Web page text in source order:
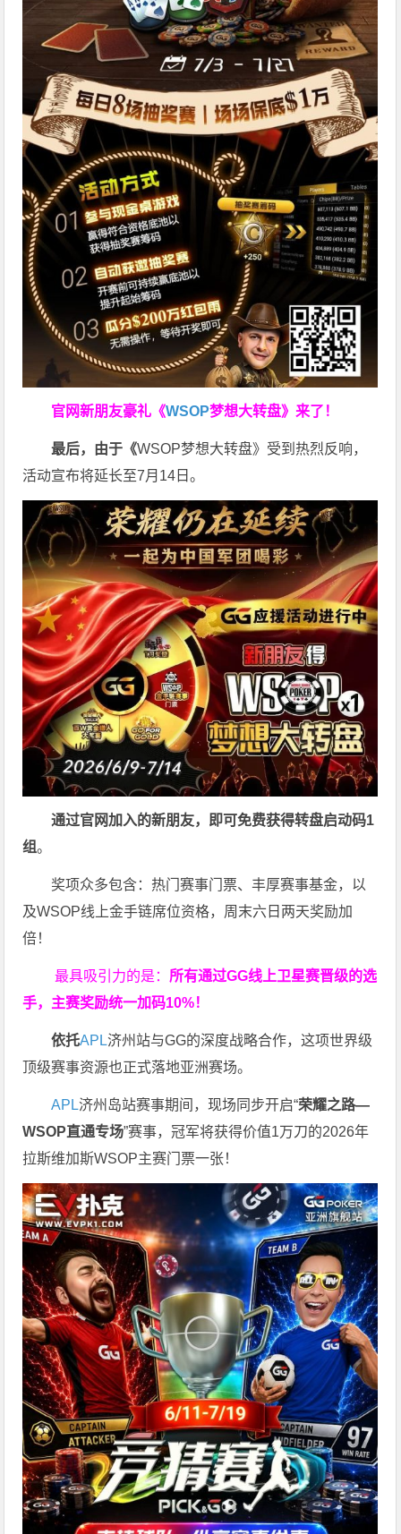
官网新朋友豪礼 《WSOP梦想大转盘》来了！
最后，由于《WSOP梦想大转盘》受到热烈反响，
活动宣布将延长至7月14日。
通过官网加入的新朋友，即可免费获得转盘启动码1
组。
奖项众多包含：热门赛事门票、丰厚赛事基金，以
及WSOP线上金手链席位资格， 周末六日两天奖励加
倍！
最具吸引力的是： 所有通过GG线上卫星赛晋级的选
手，主赛奖励统一加码10%！
依托APL济州站与GG的深度战略合作，这项世界级
顶级赛事资源也正式落地亚洲赛场。
APL济州岛站赛事期间，现场同步开启“荣耀之路—
WSOP直通专场”赛事，冠军将获得价值1万刀的2026年
拉斯维加斯WSOP主赛门票一张！